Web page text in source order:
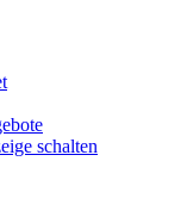
schalten